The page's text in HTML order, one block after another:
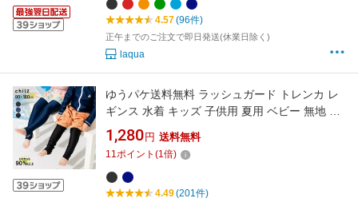
4.57(96件)
正午までのご注文で即日発送(休業日除く)
laqua
ゆうパケ送料無料 ラッシュガード トレンカ レ
ギンス 水着 キッズ 子供用 夏用 ベビー 無地 UV
カット 紫外線対策 水遊び着 スポーツ アウトド
ア 黒 紺 ドット 90 100 110 120 130 140 150
160cm [M便 1/2]
1,280 円 送料無料
11ポイント (1倍)
4.49(201件)